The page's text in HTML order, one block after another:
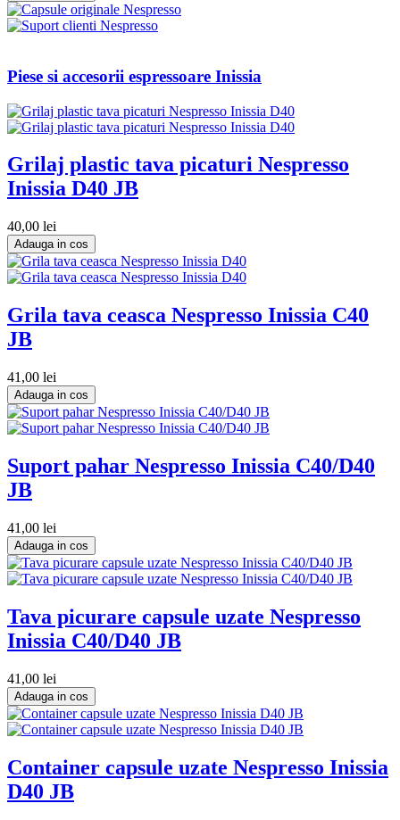
Piese si accesorii espressoare Inissia
Grilaj plastic tava picaturi Nespresso
Inissia D40 JB
40,00 lei
Adauga in cos
Grila tava ceasca Nespresso Inissia C40
JB
41,00 lei
Adauga in cos
Suport pahar Nespresso Inissia C40/D40
JB
41,00 lei
Adauga in cos
Tava picurare capsule uzate Nespresso
Inissia C40/D40 JB
41,00 lei
Adauga in cos
Container capsule uzate Nespresso Inissia
D40 JB